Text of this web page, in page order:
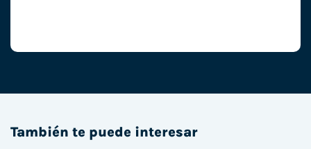
También te puede interesar